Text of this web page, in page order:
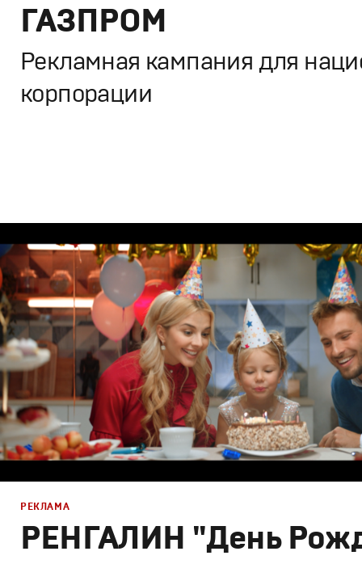
КИНО
ТВ ШОУ
ГАЗПРОМ
Рекламная кампания для
корпорации
Графический дизайн ,Моушн-дизайн Креатив
РЕНГАЛИН "День
РЕКЛАМА